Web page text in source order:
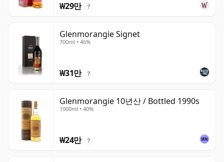
₩29만 ?
Glenmorangie Signet
700ml • 46%
₩31만 ?
Glenmorangie 10년산 / Bottled 1990s
1000ml • 40%
₩24만 ?